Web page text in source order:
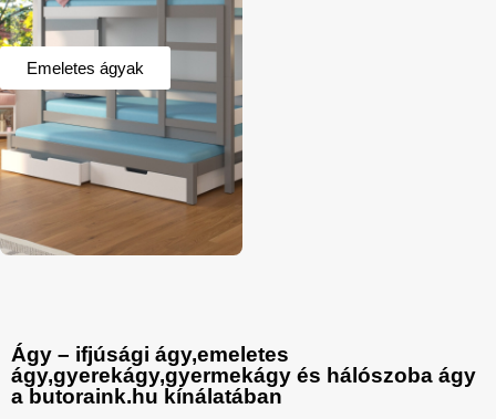
Emeletes ágyak
Ágy – ifjúsági ágy,emeletes
ágy,gyerekágy,gyermekágy és hálószoba ágy
a butoraink.hu kínálatában